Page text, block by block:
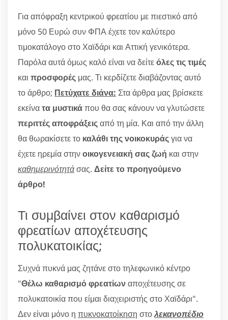
Για απόφραξη κεντρικού φρεατίου με πιεστικό από
μόνο 50 Ευρώ συν ΦΠΑ έχετε τον καλύτερο
τιμοκατάλογο στο Χαϊδάρι και Αττική γενικότερα.
Παρόλα αυτά όμως καλό είναι να δείτεόλες τις τιμές
και προσφορές μας. Τι κερδίζετε διαβάζοντας αυτό
το άρθρο; Πετύχατε διάνα: Στα άρθρα μας βρίσκετε
εκείνατα μυστικάπου θα σας κάνουν να γλυτώσετε
περιττές αποφράξειςαπό τη μία. Και από την άλλη
θα θωρακίσετε το καλάθι της νοικοκυράςγια να
έχετε ηρεμία στηνοικογενειακή σας ζωή και στην
καθημερινότητάσας. Δείτε το προηγούμενο
άρθρο!
Τι συμβαίνει στον καθαρισμό
φρεατίων αποχέτευσης
πολυκατοικίας;
Συχνά πυκνά μας ζητάνε στο τηλεφωνικό κέντρο
"Θέλω καθαρισμό φρεατίωναποχέτευσης σε
πολυκατοικία που είμαι διαχειριστής στο Χαϊδάρι".
Δεν είναι μόνο η πυκνοκατοίκηση στολεκανοπέδιο